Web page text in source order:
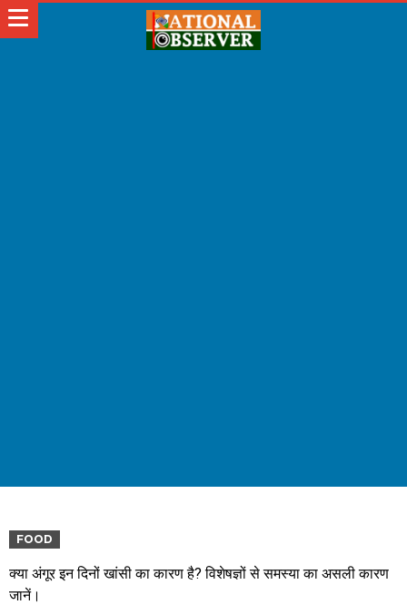
FOOD
क्या अंगूर इन दिनों खांसी का कारण है? विशेषज्ञों से समस्या का असली कारण
जानें।